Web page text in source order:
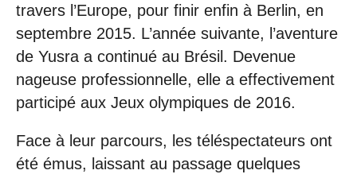
travers l’Europe, pour finir enfin à Berlin, en
septembre 2015. L’année suivante, l’aventure
de Yusra a continué au Brésil. Devenue
nageuse professionnelle, elle a effectivement
participé aux Jeux olympiques de 2016.
Face à leur parcours, les téléspectateurs ont
été émus, laissant au passage quelques